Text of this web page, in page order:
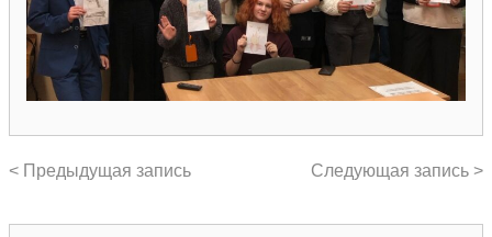
< Предыдущая запись Следующая запись >